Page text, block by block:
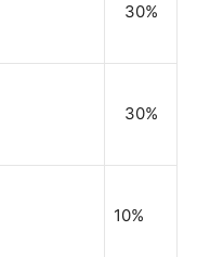
30%
30%
10%